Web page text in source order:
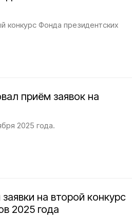
конкурс Фонда президентских
приём заявок на
2025 года.
на второй конкурс
2025 года